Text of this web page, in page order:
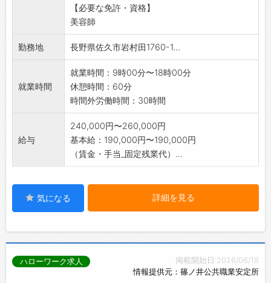
総合職
※ただしスタイリスト、アシスタント、アイリ
ストについては、
美容師免許保有者に限る。
【必要な免許・資格】
美容師
勤務地 長野県佐久市岩村田1760-1...
就業時間
就業時間：9時00分〜18時00分
休憩時間：60分
時間外労働時間：30時間
給与
240,000円〜260,000円
基本給：190,000円〜190,000円
（賃金・手当_固定残業代）...
気になる 詳細を見る
掲載開始日:2026/06/18
情報提供元：篠ノ井公共職業安定所
ハローワーク求人